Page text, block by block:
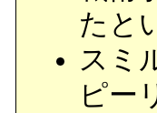
たと
スミ
ピー